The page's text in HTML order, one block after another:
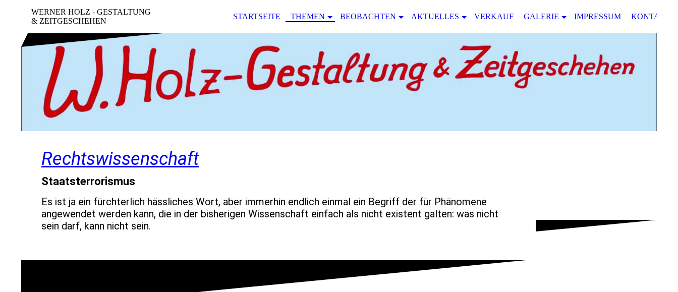
STARTSEITE THEMEN BEOBACHTEN AKTUELLES VERKAUF GALERIE IMPRESSUM KONTAKT
WERNER HOLZ - GESTALTUNG
& ZEITGESCHEHEN
Rechtswissenschaft
Staatsterrorismus
Es ist ja ein fürchterlich hässliches Wort, aber immerhin endlich einmal ein Begriff der für Phänomene
angewendet werden kann, die in der bisherigen Wissenschaft einfach als nicht existent galten: was nicht
sein darf, kann nicht sein.